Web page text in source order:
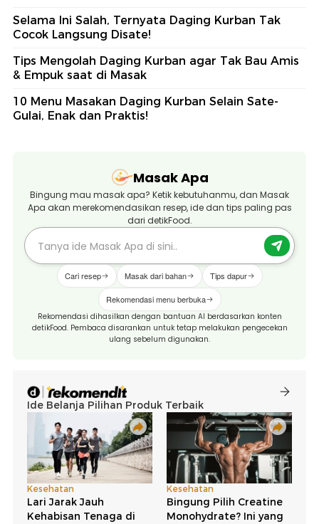
Selama Ini Salah, Ternyata Daging Kurban Tak
Cocok Langsung Disate!
Tips Mengolah Daging Kurban agar Tak Bau Amis
& Empuk saat di Masak
10 Menu Masakan Daging Kurban Selain Sate-
Gulai, Enak dan Praktis!
Masak Apa
Bingung mau masak apa? Ketik kebutuhanmu, dan Masak
Apa akan merekomendasikan resep, ide dan tips paling pas
dari detikFood.
Cari resep Masak dari bahan Tips dapur
Rekomendasi menu berbuka
Rekomendasi dihasilkan dengan bantuan AI berdasarkan konten
detikFood. Pembaca disarankan untuk tetap melakukan pengecekan
ulang sebelum digunakan.